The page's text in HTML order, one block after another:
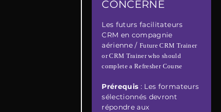
CONCERNÉ
Les futurs facilitateurs
CRM en compagnie
aérienne /Future CRM Trainer
or CRM Trainer who should
complete a Refresher Course
Prérequis : Les formateurs
sélectionnés devront
répondre aux